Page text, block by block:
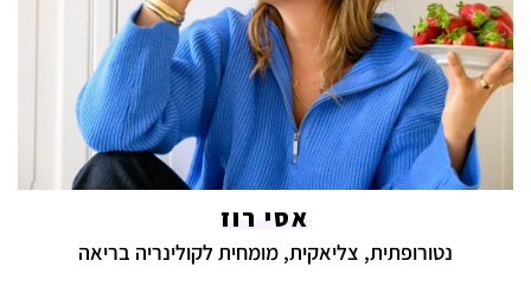
אסי רוז
נטורופתית, צליאקית, מומחית לקולינריה בריאה